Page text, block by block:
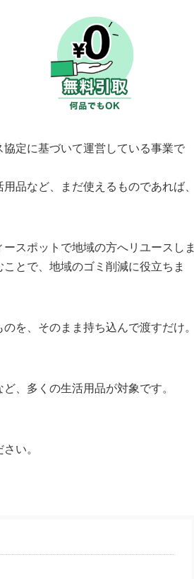
定に基づいて運営している事業で
品など、まだ使えるものであれば、
スポットで地域の方へリユースしま
とで、地域のゴミ削減に役立ちま
を、そのまま持ち込んで渡すだけ。
、多くの生活用品が対象です。
い。